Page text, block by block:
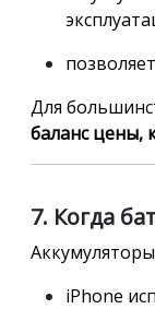
Для
баланс цены,
7. Когда
iPhone